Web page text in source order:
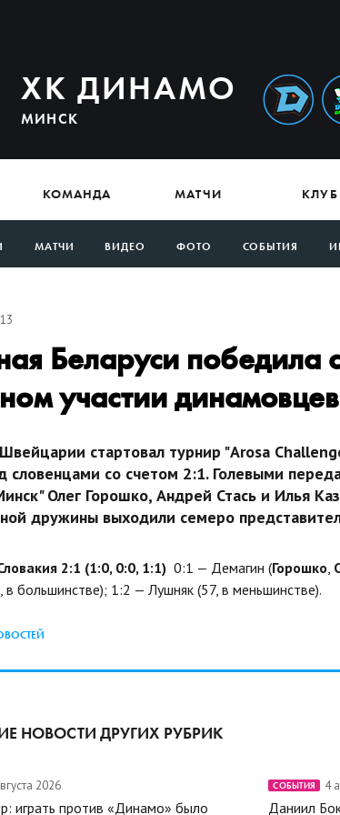
ХК ДИНАМО
МИНСК
КОМАНДА МАТЧИ КЛУБ
МАТЧИ ВИДЕО ФОТО СОБЫТИЯ
Беларуси победила
участии динамовцев
стартовал турнир "Arosa
словенцами со счетом 2:1. Голевыми
Олег Горошко, Андрей Стась и Илья
дружины выходили семеро
2:1 (1:0, 0:0, 1:1) 0:1 — Демагин (Горошко
в большинстве); 1:2 — Лушняк (57, в меньшинстве).
НОВОСТИ ДРУГИХ РУБРИК
2026
играть против «Динамо» было
СОБЫТИЯ 4
Даниил